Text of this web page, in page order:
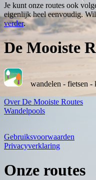
Je kunt onze routes ook
eigenlijk heel eenvoudig.
verder.
De Mooiste
wandelen - fietsen -
Over De Mooiste Routes
Wandelpools
Gebruiksvoorwaarden
Privacyverklaring
Onze routes